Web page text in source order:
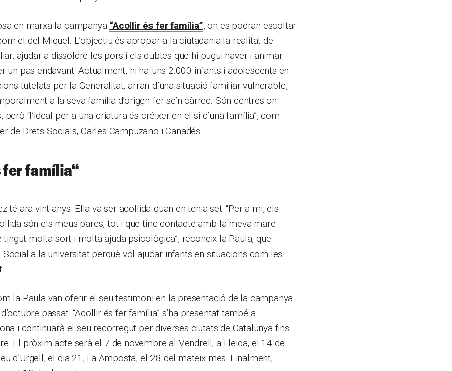
en marxa la campanya “Acollir és fer família”, on es podran escoltar
el del Miquel. L’objectiu és apropar a la ciutadania la realitat de
ajudar a dissoldre les pors i els dubtes que hi pugui haver i animar
un pas endavant. Actualment, hi ha uns 2.000 infants i adolescents en
tutelats per la Generalitat, arran d’una situació familiar vulnerable,
a la seva família d’origen fer-se’n càrrec. Són centres on
però “l’ideal per a una criatura és créixer en el si d’una família”, com
de Drets Socials, Carles Campuzano i Canadés.
fer família“
té ara vint anys. Ella va ser acollida quan en tenia set: “Per a mi, els
són els meus pares, tot i que tinc contacte amb la meva mare
tingut molta sort i molta ajuda psicològica”, reconeix la Paula, que
Social a la universitat perquè vol ajudar infants en situacions com les
la Paula van oferir el seu testimoni en la presentació de la campanya
passat. “Acollir és fer família” s’ha presentat també a
i continuarà el seu recorregut per diverses ciutats de Catalunya fins
El pròxim acte serà el 7 de novembre al Vendrell; a Lleida, el 14 de
d’Urgell, el dia 21, i a Amposta, el 28 del mateix mes. Finalment,